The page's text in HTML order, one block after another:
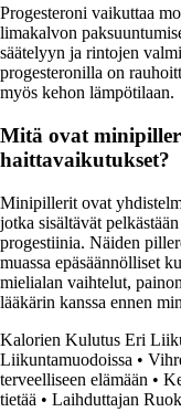
Progesteroni vaikuttaa
limakalvon
säätelyyn ja rintojen
progesteronilla on
myös kehon lämpötilaan.
Mitä ovat
haittavaikutukset?
Minipillerit ovat
jotka sisältävät
progestiinia. Näiden
muassa epäsäännölliset
mielialan vaihtelut,
lääkärin kanssa ennen
Kalorien Kulutus Eri
Liikuntamuodoissa •
terveelliseen elämään •
tietää • Laihduttajan